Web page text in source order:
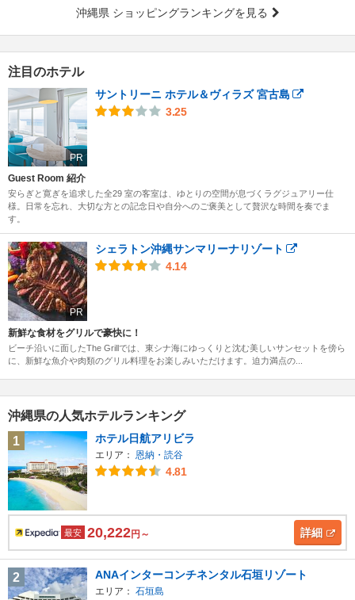
沖縄県 ショッピングランキングを見る
注目のホテル
PR
サントリーニ ホテル＆ヴィラズ 宮古島
3.25
Guest Room 紹介
安らぎと寛ぎを追求した全29 室の客室は、ゆとりの空間が息づくラグジュアリー仕
様。日常を忘れ、大切な方との記念日や自分へのご褒美として贅沢な時間を奏でま
す。
PR
シェラトン沖縄サンマリーナリゾート
4.14
新鮮な食材をグリルで豪快に！
ビーチ沿いに面したThe Grillでは、東シナ海にゆっくりと沈む美しいサンセットを傍ら
に、新鮮な魚介や肉類のグリル料理をお楽しみいただけます。迫力満点の...
沖縄県の人気ホテルランキング
1
ホテル日航アリビラ
エリア： 恩納・読谷
4.81
最安 20,222円～ 詳細
2 ANAインターコンチネンタル石垣リゾート
エリア： 石垣島